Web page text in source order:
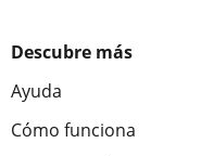
Descubre más
Ayuda
Cómo funciona